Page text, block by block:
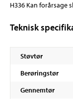
H336 Kan forårsage
Teknisk
Støvtør
Berøringstør
Gennemtør